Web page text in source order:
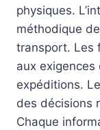
physiques.
méthodique
transport. Les
aux exigences
expéditions.
des décisions
Chaque